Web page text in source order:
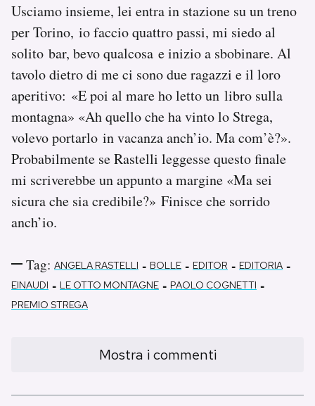
Usciamo insieme, lei entra in stazione su un treno
per Torino, io faccio quattro passi, mi siedo al
solito bar, bevo qualcosa e inizio a sbobinare. Al
tavolo dietro di me ci sono due ragazzi e il loro
aperitivo: «E poi al mare ho letto un libro sulla
montagna» «Ah quello che ha vinto lo Strega,
volevo portarlo in vacanza anch’io. Ma com’è?».
Probabilmente se Rastelli leggesse questo finale
mi scriverebbe un appunto a margine «Ma sei
sicura che sia credibile?» Finisce che sorrido
anch’io.
Tag: ANGELA RASTELLI - BOLLE - EDITOR - EDITORIA -
EINAUDI - LE OTTO MONTAGNE - PAOLO COGNETTI -
PREMIO STREGA
Mostra i commenti